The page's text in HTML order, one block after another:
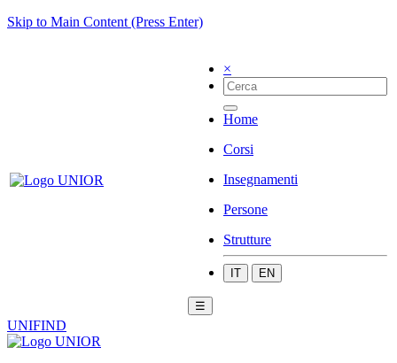
Skip to Main Content (Press Enter)
×
Home
Corsi
Insegnamenti
Persone
Strutture
IT EN
☰
UNIFIND